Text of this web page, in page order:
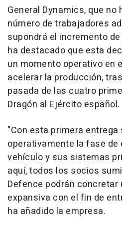
General Dynamics, que
número de trabajadores
supondrá el incremento
ha destacado que esta
un momento operativo en
acelerar la producción,
pasada de las cuatro
Dragón al Ejército español.
"Con esta primera entrega
operativamente la fase
vehículo y sus sistemas
aquí, todos los socios
Defence podrán
expansiva con el fin de
ha añadido la empresa.